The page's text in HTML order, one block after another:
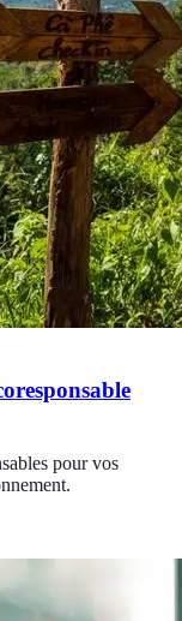
pour vos